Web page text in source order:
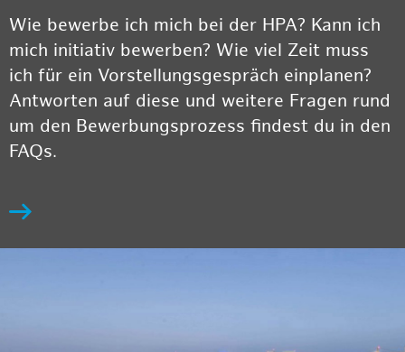
Wie bewerbe ich mich bei der HPA? Kann ich
mich initiativ bewerben? Wie viel Zeit muss
ich für ein Vorstellungsgespräch einplanen?
Antworten auf diese und weitere Fragen rund
um den Bewerbungsprozess findest du in den
FAQs.